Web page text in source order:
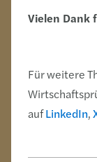
Vielen Dank
Für weitere
aufLinkedIn,